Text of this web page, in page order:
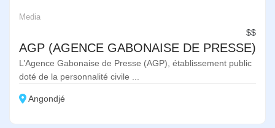
Media
$$
AGP (AGENCE GABONAISE DE PRESSE)
L’Agence Gabonaise de Presse (AGP), établissement public
doté de la personnalité civile ...
Angondjé